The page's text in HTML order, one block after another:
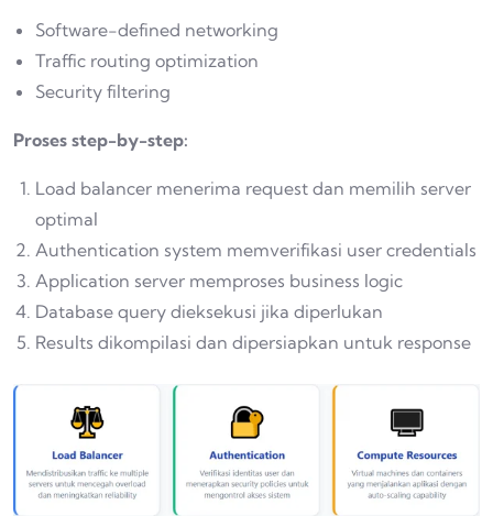
Software-defined networking
Traffic routing optimization
Security filtering
Proses step-by-step:
Load balancer menerima request dan memilih server
optimal
Authentication system memverifikasi user credentials
Application server memproses business logic
Database query dieksekusi jika diperlukan
Results dikompilasi dan dipersiapkan untuk response